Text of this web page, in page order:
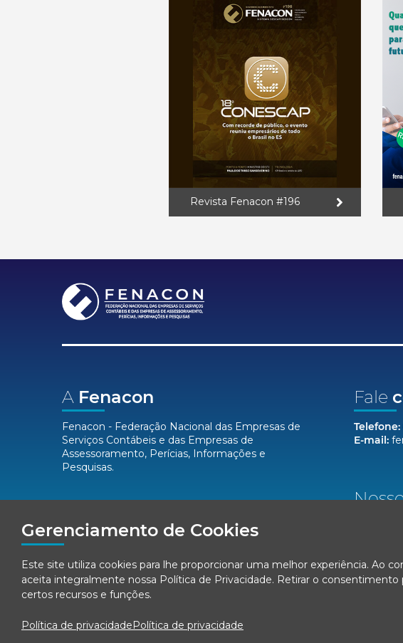
Gerenciamento de Cookies
Este site utiliza cookies para lhe proporcionar uma melhor experiência. Ao
aceita integralmente nossa Política de Privacidade. Retirar o
certos recursos e funções.
Política de privacidadePolítica de privacidade
Revista Fenacon #196
A Fenacon
Fenacon - Federação Nacional das Empresas de
Serviços Contábeis e das Empresas de
Assessoramento, Perícias, Informações e
Pesquisas.
MídiasSociais
Fale
Telefone:
E-mail:
© Fenacon 2026 Todos os direitos reservados.